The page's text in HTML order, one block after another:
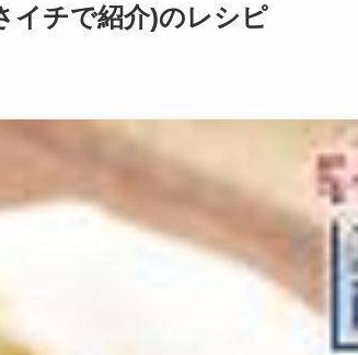
イチで紹介)のレシピ